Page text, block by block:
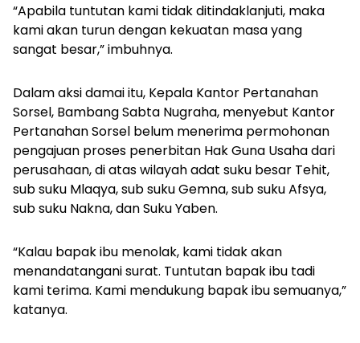
“Apabila tuntutan kami tidak ditindaklanjuti, maka
kami akan turun dengan kekuatan masa yang
sangat besar,” imbuhnya.
Dalam aksi damai itu, Kepala Kantor Pertanahan
Sorsel, Bambang Sabta Nugraha, menyebut Kantor
Pertanahan Sorsel belum menerima permohonan
pengajuan proses penerbitan Hak Guna Usaha dari
perusahaan, di atas wilayah adat suku besar Tehit,
sub suku Mlaqya, sub suku Gemna, sub suku Afsya,
sub suku Nakna, dan Suku Yaben.
“Kalau bapak ibu menolak, kami tidak akan
menandatangani surat. Tuntutan bapak ibu tadi
kami terima. Kami mendukung bapak ibu semuanya,”
katanya.